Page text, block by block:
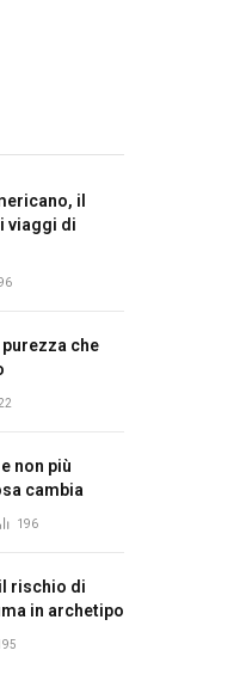
il
viaggi di
che
non più
cambia
196
rischio di
in archetipo